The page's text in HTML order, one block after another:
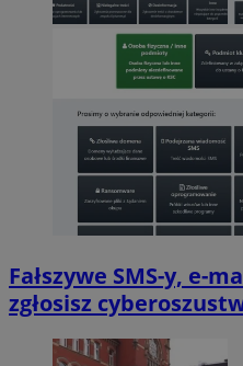
Fałszywe SMS-y, e-
zgłosisz